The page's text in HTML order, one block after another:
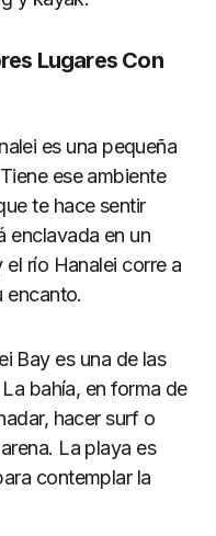
Lugares Con
es una pequeña
ese ambiente
te hace sentir
enclavada en un
río Hanalei corre a
encanto.
Bay es una de las
bahía, en forma de
hacer surf o
La playa es
contemplar la